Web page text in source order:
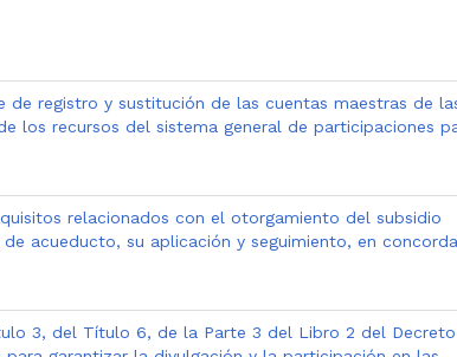
registro y sustitución de las cuentas maestras de
los recursos del sistema general de participaciones
relacionados con el otorgamiento del subsidio
acueducto, su aplicación y seguimiento, en
3, del Título 6, de la Parte 3 del Libro 2 del